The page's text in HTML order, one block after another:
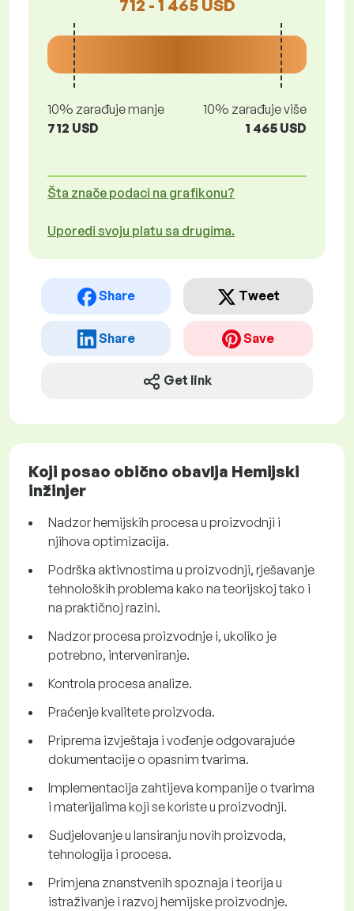
712 - 1 465 USD
10% zarađuje manje
712 USD
10% zarađuje više
1 465 USD
Šta znače podaci na grafikonu?
Uporedi svoju platu sa drugima.
Share Tweet
Share Save
Get link
Koji posao obično obavlja Hemijski
inžinjer
Nadzor hemijskih procesa u proizvodnji i
njihova optimizacija.
Podrška aktivnostima u proizvodnji, rješavanje
tehnoloških problema kako na teorijskoj tako i
na praktičnoj razini.
Nadzor procesa proizvodnje i, ukoliko je
potrebno, interveniranje.
Kontrola procesa analize.
Praćenje kvalitete proizvoda.
Priprema izvještaja i vođenje odgovarajuće
dokumentacije o opasnim tvarima.
Implementacija zahtijeva kompanije o tvarima
i materijalima koji se koriste u proizvodnji.
Sudjelovanje u lansiranju novih proizvoda,
tehnologija i procesa.
Primjena znanstvenih spoznaja i teorija u
istraživanje i razvoj hemijske proizvodnje.